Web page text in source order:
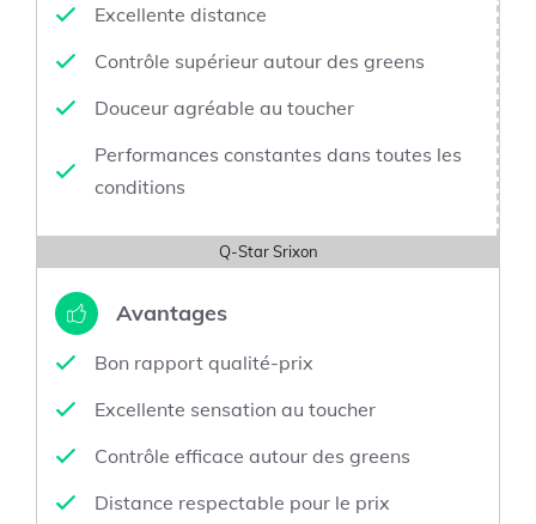
Excellente distance
Contrôle supérieur autour des greens
Douceur agréable au toucher
Performances constantes dans toutes les
conditions
Q-Star Srixon
Avantages
Bon rapport qualité-prix
Excellente sensation au toucher
Contrôle efficace autour des greens
Distance respectable pour le prix